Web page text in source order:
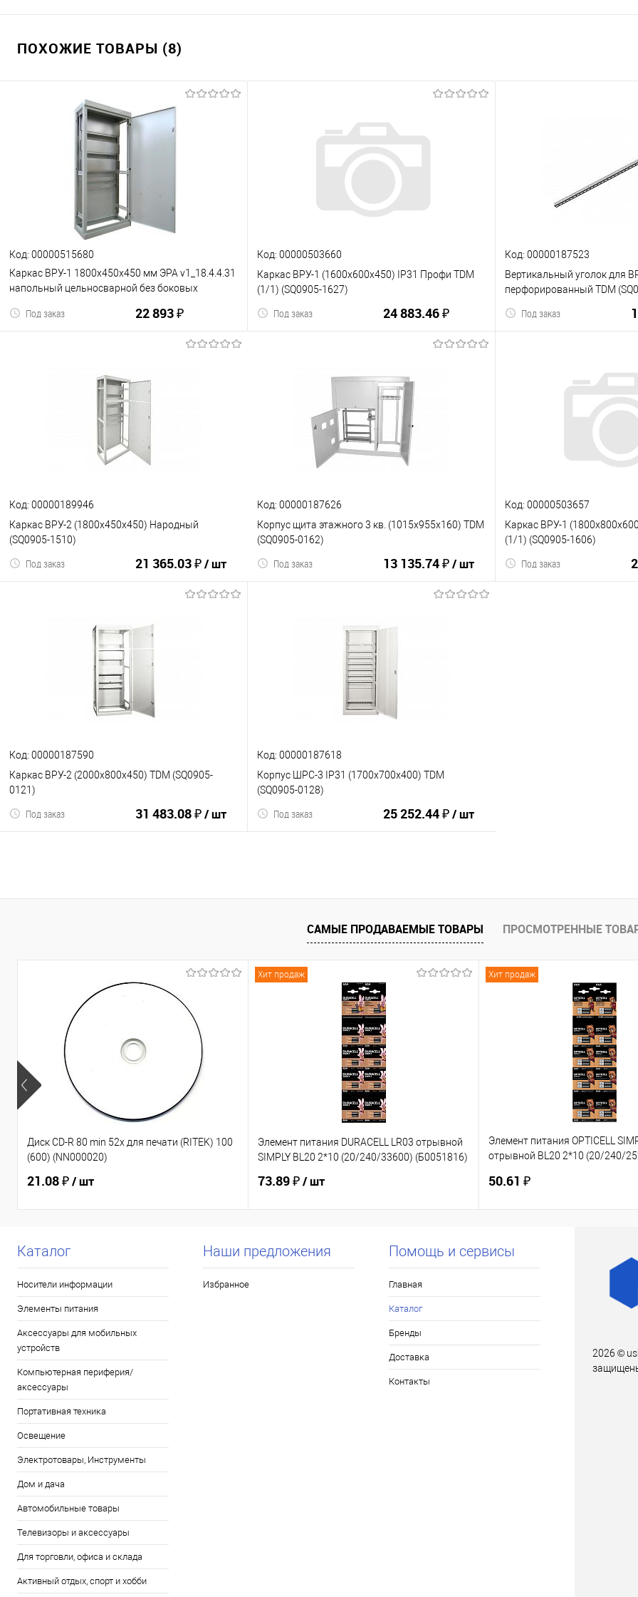
ПОХОЖИЕ ТОВАРЫ (8)
Код: 00000515680
Каркас ВРУ-1 1800х450х450 мм ЭРА v1_18.4.4.31
напольный цельносварной без боковых
22 893 ₽
Под заказ
В корзину
Код: 00000503660
Каркас ВРУ-1 (1600х600х450) IP31 Профи TDM
(1/1) (SQ0905-1627)
24 883.46 ₽
Под заказ
В корзину
К сравнению В избранное
Код: 00000187523
Вертикальный уголок для
перфорированный TDM
Под заказ
В
Код: 00000189946
Каркас ВРУ-2 (1800х450х450) Народный
(SQ0905-1510)
21 365.03 ₽/ шт
Под заказ
В корзину
Код: 00000187626
Корпус щита этажного 3 кв. (1015х955х160) TDM
(SQ0905-0162)
13 135.74 ₽/ шт
Под заказ
В корзину
Код: 00000503657
Каркас ВРУ-1
(1/1) (SQ0905-1606)
Под заказ
Код: 00000187590
Каркас ВРУ-2 (2000х800х450) TDM (SQ0905-
0121)
31 483.08 ₽/ шт
Под заказ
Код: 00000187618
Корпус ШРС-3 IP31 (1700х700х400) TDM
(SQ0905-0128)
25 252.44 ₽/ шт
Под заказ
К сравнению В избранное
САМЫЕ ПРОДАВАЕМЫЕ ТОВАРЫ ПРОСМОТРЕННЫЕ
Диск CD-R 80 min 52x для печати (RITEK) 100
(600) (NN000020)
21.08 ₽/ шт
Хит продаж
Элемент питания DURACELL LR03 отрывной
SIMPLY BL20 2*10 (20/240/33600) (Б0051816)
73.89 ₽/ шт
Хит продаж
Элемент питания OPTICELL
отрывной BL20 2*10 (20/240/
50.61 ₽
Каталог
Носители информации
Элементы питания
Аксессуары для мобильных
устройств
Компьютерная периферия/
аксессуары
Портативная техника
Освещение
Электротовары, Инструменты
Дом и дача
Автомобильные товары
Телевизоры и аксессуары
Для торговли, офиса и склада
Активный отдых, спорт и хобби
Наши предложения
Избранное
Помощь и сервисы
Главная
Каталог
Бренды
Доставка
Контакты
2026 ©